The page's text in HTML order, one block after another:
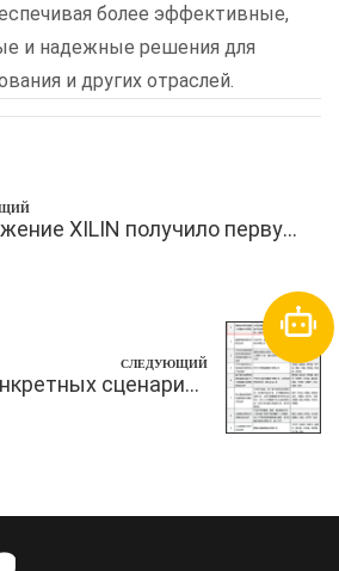
более эффективные,
и надежные решения для
и других отраслей.
XILIN получило первую
СЛЕДУЮЩИЙ
сценариях